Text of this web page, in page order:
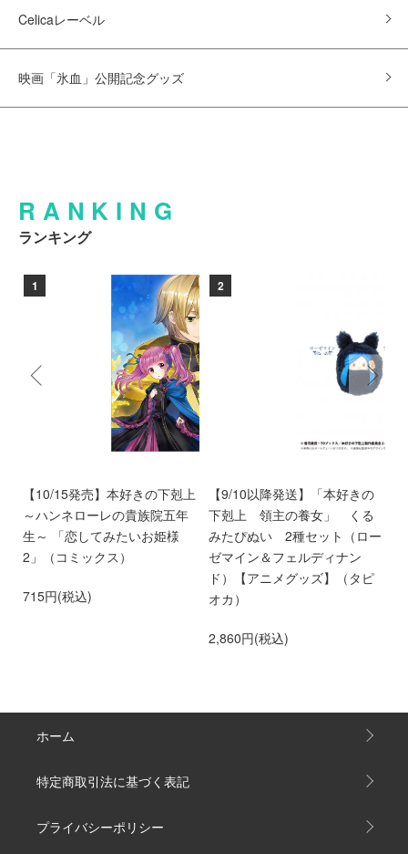
Celicaレーベル
映画「氷血」公開記念グッズ
RANKING
ランキング
1
【10/15発売】本好きの下剋上
～ハンネローレの貴族院五年
生～ 「恋してみたいお姫様
2」（コミックス）
715円(税込)
2
【9/10以降発送】「本好きの
下剋上 領主の養女」 くる
みたぴぬい 2種セット（ロー
ゼマイン＆フェルディナン
ド）【アニメグッズ】（タピ
オカ）
2,860円(税込)
ホーム
特定商取引法に基づく表記
プライバシーポリシー